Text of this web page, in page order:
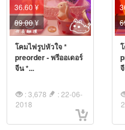
36.60 ¥
89.00¥
โคมไฟรูปหัวใจ *
preorder - พรีออเดอร์
จีน *...
: 3,678
: 22-06-
2018